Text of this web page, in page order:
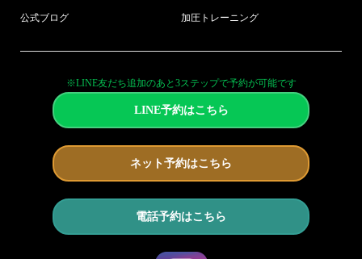
公式ブログ 加圧トレーニング
※LINE友だち追加のあと3ステップで予約が可能です
LINE予約はこちら
ネット予約はこちら
電話予約はこちら